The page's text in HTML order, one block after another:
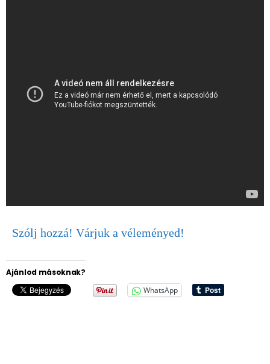
Szólj hozzá! Várjuk a véleményed!
Ajánlod másoknak?
WhatsApp